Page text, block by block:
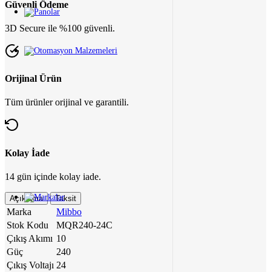
Güvenli Ödeme
3D Secure ile %100 güvenli.
Orijinal Ürün
Tüm ürünler orijinal ve garantili.
Kolay İade
14 gün içinde kolay iade.
Açıklama Taksit
Marka
Mibbo
Stok Kodu
MQR240-24C
Çıkış Akımı 10
Güç
240
Çıkış Voltajı 24